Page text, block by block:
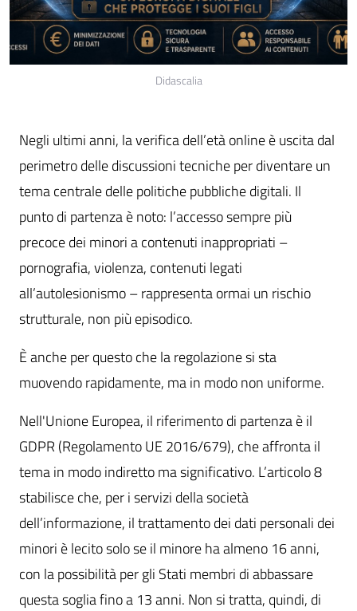
Didascalia
Negli ultimi anni, la verifica dell’età online è uscita dal
perimetro delle discussioni tecniche per diventare un
tema centrale delle politiche pubbliche digitali. Il
punto di partenza è noto: l’accesso sempre più
precoce dei minori a contenuti inappropriati –
pornografia, violenza, contenuti legati
all’autolesionismo – rappresenta ormai un rischio
strutturale, non più episodico.
È anche per questo che la regolazione si sta
muovendo rapidamente, ma in modo non uniforme.
Nell'Unione Europea, il riferimento di partenza è il
GDPR (Regolamento UE 2016/679), che affronta il
tema in modo indiretto ma significativo. L’articolo 8
stabilisce che, per i servizi della società
dell’informazione, il trattamento dei dati personali dei
minori è lecito solo se il minore ha almeno 16 anni,
con la possibilità per gli Stati membri di abbassare
questa soglia fino a 13 anni. Non si tratta, quindi, di